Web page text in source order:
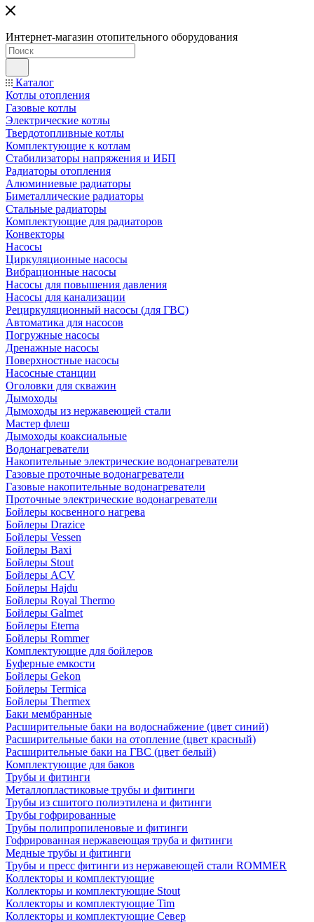
Интернет-магазин отопительного оборудования
Каталог
Котлы отопления
Газовые котлы
Электрические котлы
Твердотопливные котлы
Комплектующие к котлам
Стабилизаторы напряжения и ИБП
Радиаторы отопления
Алюминиевые радиаторы
Биметаллические радиаторы
Стальные радиаторы
Комплектующие для радиаторов
Конвекторы
Насосы
Циркуляционные насосы
Вибрационные насосы
Насосы для повышения давления
Насосы для канализации
Рециркуляционный насосы (для ГВС)
Автоматика для насосов
Погружные насосы
Дренажные насосы
Поверхностные насосы
Насосные станции
Оголовки для скважин
Дымоходы
Дымоходы из нержавеющей стали
Мастер флеш
Дымоходы коаксиальные
Водонагреватели
Накопительные электрические водонагреватели
Газовые проточные водонагреватели
Газовые накопительные водонагреватели
Проточные электрические водонагреватели
Бойлеры косвенного нагрева
Бойлеры Drazice
Бойлеры Vessen
Бойлеры Baxi
Бойлеры Stout
Бойлеры ACV
Бойлеры Hajdu
Бойлеры Royal Thermo
Бойлеры Galmet
Бойлеры Eterna
Бойлеры Rommer
Комплектующие для бойлеров
Буферные емкости
Бойлеры Gekon
Бойлеры Termica
Бойлеры Thermex
Баки мембранные
Расширительные баки на водоснабжение (цвет синий)
Расширительные баки на отопление (цвет красный)
Расширительные баки на ГВС (цвет белый)
Комплектующие для баков
Трубы и фитинги
Металлопластиковые трубы и фитинги
Трубы из сшитого полиэтилена и фитинги
Трубы гофрированные
Трубы полипропиленовые и фитинги
Гофрированная нержавеющая труба и фитинги
Медные трубы и фитинги
Трубы и пресс фитинги из нержавеющей стали ROMMER
Коллекторы и комплектующие
Коллекторы и комплектующие Stout
Коллекторы и комплектующие Tim
Коллекторы и комплектующие Север